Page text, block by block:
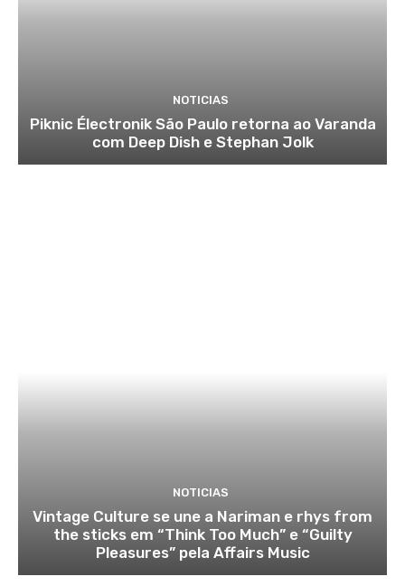
NOTICIAS
Piknic Électronik São Paulo retorna ao Varanda
com Deep Dish e Stephan Jolk
NOTICIAS
Vintage Culture se une a Nariman e rhys from
the sticks em “Think Too Much” e “Guilty
Pleasures” pela Affairs Music